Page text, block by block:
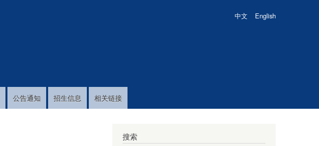
中文 English
公告通知 招生信息 相关链接
搜索